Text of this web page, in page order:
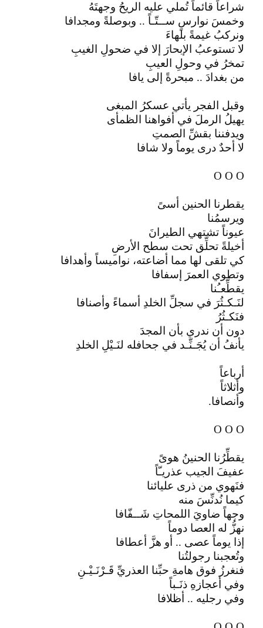
شراعاً قائماً تُملي عليه الريحُ وجهتَهُ
وخمسَ نوارسٍ ســتّـاً .. وبوصلةً ومجدافا
ونركبُ غيمةً بلهاءَ
لا تستوعبُ الإبحارَ إلا في ضحولِ الغيبِ
تمخرُ في وحولِ العيبِ
من بغدادَ .. مبحرةً إلى يافا
وقبل الفجر يأتي عسكرُ المبغى
يهيلُ الرملَ في أفواهنا الظمأى
ويدفننا بقشِّ الصمتِ
لا أحدٌ درى يوماً ولا شافا
O O O
يقطرنا الحنين أسىً
ويرسمُنا
عيوناً تشتهي الطيرانَ
أخيلةً تحلِّق تحت سطح الأرضِ
كي تلقى لها مما أضاعته، نواميساً وأهدافا
وتطوي العمرَ إسفافا
يقطِّعـُنا
لنَـكـثُرَ في سجلِّ الخلدِ أسماءً وأصنافا
فنَكـثُرُ
دون أن ندري بأن المجدَ
يأنفُ أن يُجَـنِّـد في جحافله لنَـيْلِ الخلدِ
أرباعاً
وأثلاثاً
وأنصافا.
O O O
يقطِّرُنا الحنينُ هوىً
عفيفَ الجيب عذريـّاً
فنَهوي من ذرى عليائنا
كيما نُدنِّسَ منه
وجهاً ضاويَ اللمحاتِ شَــفّافا
نهزُّ له العصا دوماً
إذا يوماً عصى .. أو هزَّ أعطافا
وتُعجبنا رجولتُنا
فنغرزُ فوق هامةِ حبِّنا العذريِّ قَـرْنَـيْـنِ
وفي أعجازهِ ذنَـباً
وفي رجليه .. أظلافا